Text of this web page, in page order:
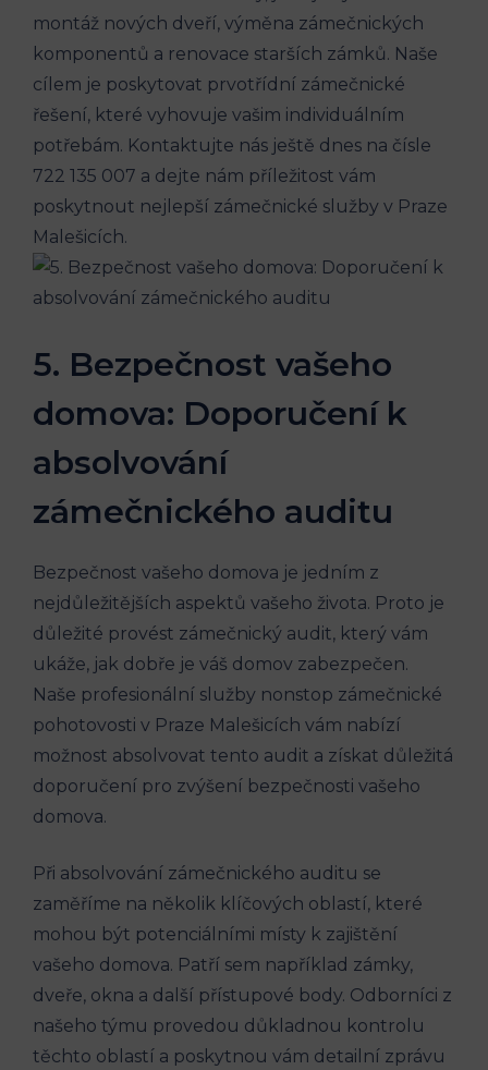
montáž nových dveří, výměna zámečnických
komponentů a renovace starších zámků. Naše
cílem je poskytovat prvotřídní zámečnické
řešení, které vyhovuje vašim individuálním
potřebám. Kontaktujte nás ještě dnes na čísle
722 135 007 a dejte nám příležitost vám
poskytnout nejlepší zámečnické služby v Praze
Malešicích.
5. Bezpečnost vašeho
domova: Doporučení k
absolvování
zámečnického auditu
Bezpečnost vašeho domova je jedním z
nejdůležitějších aspektů vašeho života. Proto je
důležité provést zámečnický audit, který vám
ukáže, jak dobře je váš domov zabezpečen.
Naše profesionální služby nonstop zámečnické
pohotovosti v Praze Malešicích vám nabízí
možnost absolvovat tento audit a získat důležitá
doporučení pro zvýšení bezpečnosti vašeho
domova.
Při absolvování zámečnického auditu se
zaměříme na několik klíčových oblastí, které
mohou být potenciálními místy k zajištění
vašeho domova. Patří sem například zámky,
dveře, okna a další přístupové body. Odborníci z
našeho týmu provedou důkladnou kontrolu
těchto oblastí a poskytnou vám detailní zprávu